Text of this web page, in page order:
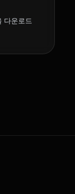
다운로드